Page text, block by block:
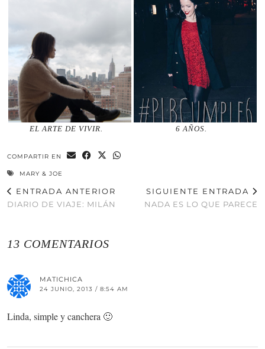
EL ARTE DE VIVIR. 6 AÑOS.
COMPARTIR EN
MARY & JOE
ENTRADA ANTERIOR
DIARIO DE VIAJE: MILÁN
SIGUIENTE ENTRADA
NADA ES LO QUE PARECE
13 COMENTARIOS
MATICHICA
24 JUNIO, 2013 / 8:54 AM
Linda, simple y canchera 🙂